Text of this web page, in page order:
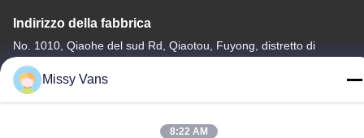
Indirizzo della fabbrica
No. 1010, Qiaohe del sud Rd, Qiaotou, Fuyong, distretto di
Bao'an, Shenzhen, PRC
Telefono
Missy Vans
8:22 AM